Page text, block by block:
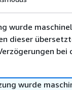
wurde
dieser
wurde